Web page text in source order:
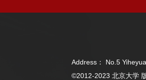
Address： No.5
©2012-2023 北京大学